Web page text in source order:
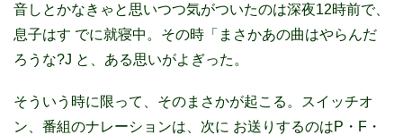
音しとかなきゃと思いつつ気がついたのは深夜12時前で、
息子はす でに就寝中。その時「まさかあの曲はやらんだ
ろうな?J と、ある思いがよぎった。
そういう時に限って、そのまさかが起こる。スイッチオ
ン、番組のナレーションは、次に お送りするのはP・F・